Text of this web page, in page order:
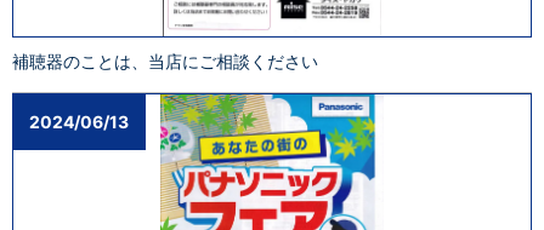
補聴器のことは、当店にご相談ください
2024/06/13